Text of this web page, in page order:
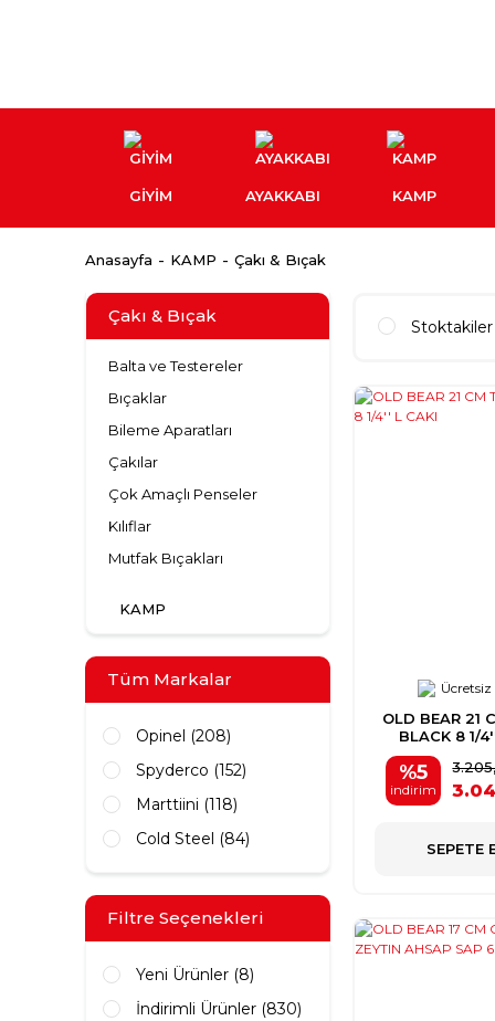
GİYİM AYAKKABI KAMP
Anasayfa KAMP Çakı & Bıçak
Çakı & Bıçak
Balta ve Testereler
Bıçaklar
Bileme Aparatları
Çakılar
Çok Amaçlı Penseler
Kılıflar
Mutfak Bıçakları
KAMP
Tüm Markalar
Opinel (208)
Spyderco (152)
Marttiini (118)
Cold Steel (84)
OldBear (75)
Square (40)
Benchmade (21)
Mac Coltellerie (20)
Filtre Seçenekleri
Yeni Ürünler (8)
İndirimli Ürünler (830)
Stoktakiler
OLD BEAR 21
BLACK 8 1/
%5
indirim
SEPETE